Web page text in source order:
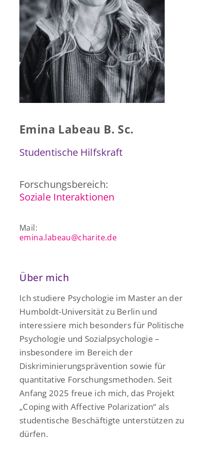
Presse & Publikationen
Blog
Kontakt
Emina Labeau B. Sc.
Studentische Hilfskraft
Forschungsbereich:
Soziale Interaktionen
Mail:
emina.labeau@charite.de
Über mich
Ich studiere Psychologie im Master an der
Humboldt-Universität zu Berlin und
interessiere mich besonders für Politische
Psychologie und Sozialpsychologie –
insbesondere im Bereich der
Diskriminierungsprävention sowie für
quantitative Forschungsmethoden. Seit
Anfang 2025 freue ich mich, das Projekt
„Coping with Affective Polarization“ als
studentische Beschäftigte unterstützen zu
dürfen.